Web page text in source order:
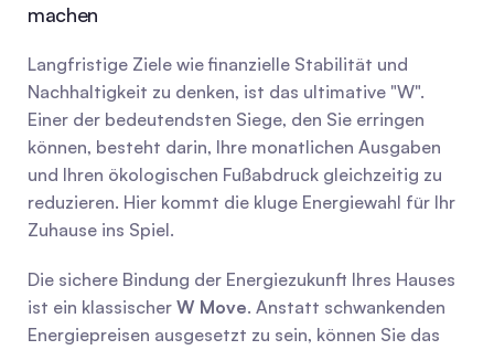
machen
Langfristige Ziele wie finanzielle Stabilität und
Nachhaltigkeit zu denken, ist das ultimative "W".
Einer der bedeutendsten Siege, den Sie erringen
können, besteht darin, Ihre monatlichen Ausgaben
und Ihren ökologischen Fußabdruck gleichzeitig zu
reduzieren. Hier kommt die kluge Energiewahl für Ihr
Zuhause ins Spiel.
Die sichere Bindung der Energiezukunft Ihres Hauses
ist ein klassischer W Move. Anstatt schwankenden
Energiepreisen ausgesetzt zu sein, können Sie das